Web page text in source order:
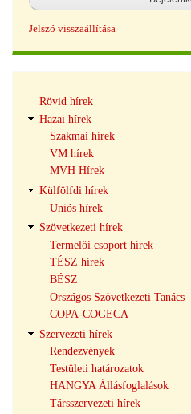
Jelszó visszaállítása
navigáció
Rövid hírek
Hazai hírek
Szakmai hírek
VM hírek
MVH Hírek
Külfölfdi hírek
Uniós hírek
Szövetkezeti hírek
Termelői csoport hírek
TÉSZ hírek
BÉSZ
Országos Szövetkezeti Tanács
COPA-COGECA
Szervezeti hírek
Rendezvények
Testületi határozatok
HANGYA Állásfoglalások
Társszervezeti hírek